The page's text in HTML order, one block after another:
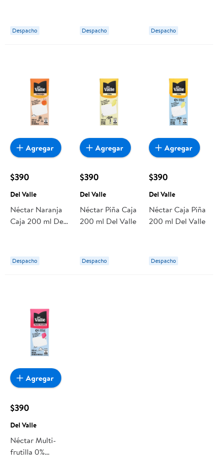
Despacho Despacho Despacho
$390
Del Valle
Néctar Naranja
Caja 200 ml Del
Despacho
Agregar
$390
Del Valle
Néctar Piña Caja
200 ml Del Valle
Despacho
Agregar
$390
Del Valle
Néctar Caja Piña
200 ml Del Valle
Despacho
Agregar
$390
Del Valle
Néctar Multi-
frutilla 0%
Agregar